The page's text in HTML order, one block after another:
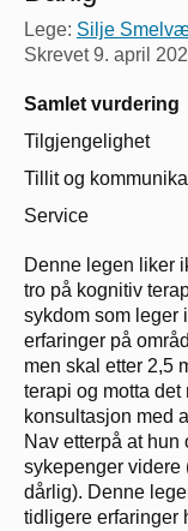
Lege: Silje
Skrevet9. april
Samlet vurdering
Tilgjengelighet
Tillit og
Service
Denne legen liker
tro på kognitiv
sykdom som leger
erfaringer på
men skal etter 2,5
terapi og motta det
konsultasjon med
Nav etterpå at hun
sykepenger videre
dårlig). Denne
tidligere erfaringer